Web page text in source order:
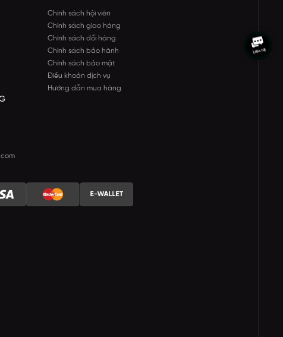
Chính sách hội viên
Chính sách giao hàng
Chính sách đổi hàng
Chính sách bảo hành
Chính sách bảo mật
Điều khoản dịch vụ
Hướng dẫn mua hàng